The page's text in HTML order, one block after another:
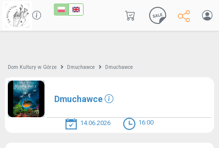
Dom Kultury w Górze Dmuchawce Dmuchawce
Dmuchawce
14.06.2026 16:00